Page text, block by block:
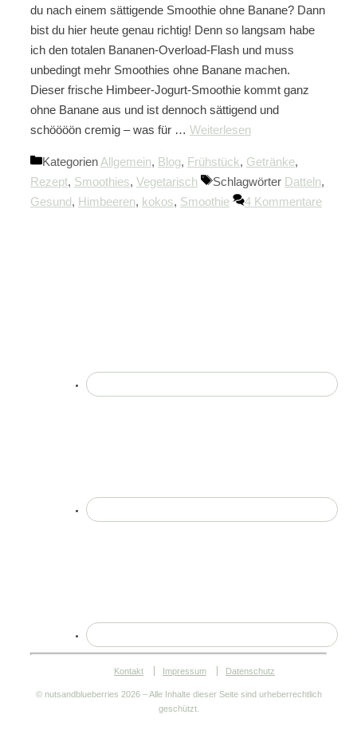
du nach einem sättigende Smoothie ohne Banane? Dann
bist du hier heute genau richtig! Denn so langsam habe
ich den totalen Bananen-Overload-Flash und muss
unbedingt mehr Smoothies ohne Banane machen.
Dieser frische Himbeer-Jogurt-Smoothie kommt ganz
ohne Banane aus und ist dennoch sättigend und
schöööön cremig – was für … Weiterlesen
Kategorien Allgemein, Blog, Frühstück, Getränke,
Rezept, Smoothies, Vegetarisch Schlagwörter Datteln,
Gesund, Himbeeren, kokos, Smoothie 4 Kommentare
Kontakt Impressum Datenschutz
© nutsandblueberries 2026 – Alle Inhalte dieser Seite sind urheberrechtlich
geschützt.